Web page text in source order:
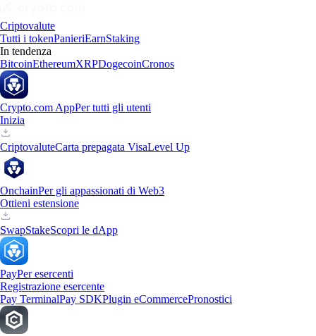
Criptovalute
Tutti i tokenPanieriEarnStaking
In tendenza
BitcoinEthereumXRPDogecoinCronos
Crypto.com AppPer tutti gli utenti
Inizia
CriptovaluteCarta prepagata VisaLevel Up
OnchainPer gli appassionati di Web3
Ottieni estensione
SwapStakeScopri le dApp
PayPer esercenti
Registrazione esercente
Pay TerminalPay SDKPlugin eCommercePronostici